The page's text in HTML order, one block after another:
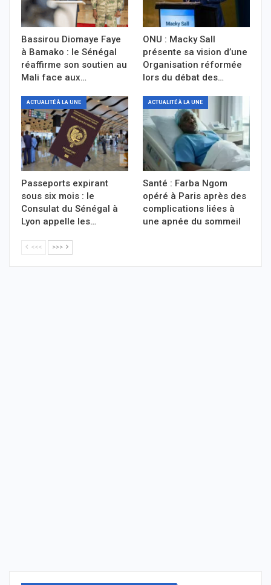
Bassirou Diomaye Faye
à Bamako : le Sénégal
réaffirme son soutien au
Mali face aux…
ONU : Macky Sall
présente sa vision d’une
Organisation réformée
lors du débat des…
ACTUALITÉ À LA UNE
Passeports expirant
sous six mois : le
Consulat du Sénégal à
Lyon appelle les…
ACTUALITÉ À LA UNE
Santé : Farba Ngom
opéré à Paris après des
complications liées à
une apnée du sommeil
<<< >>>